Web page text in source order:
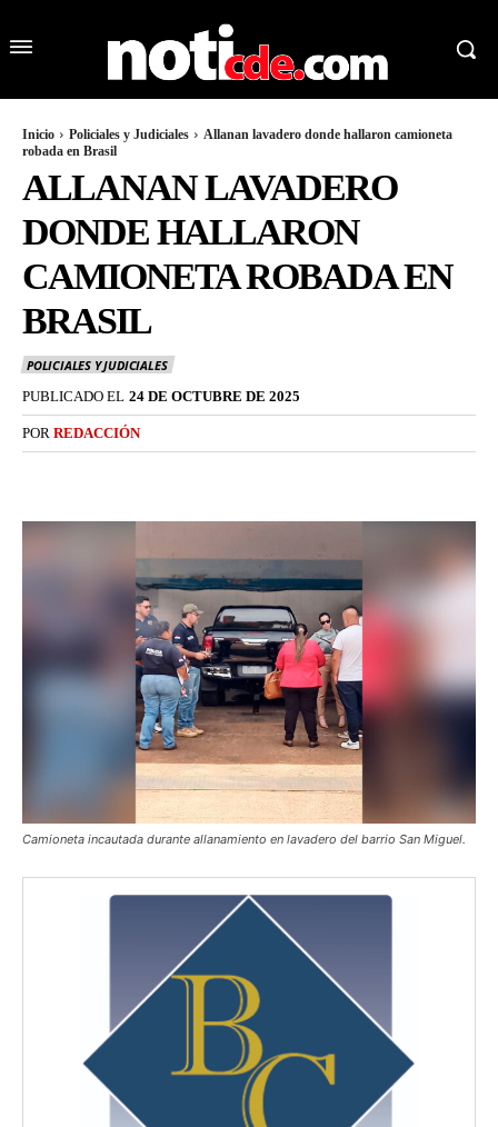
Inicio Policiales y Judiciales
Allanan lavadero donde hallaron camioneta
robada en Brasil
ALLANAN LAVADERO
DONDE HALLARON
CAMIONETA ROBADA EN
BRASIL
POLICIALES Y JUDICIALES
PUBLICADO EL 24 DE OCTUBRE DE 2025
POR REDACCIÓN
Camioneta incautada durante allanamiento en lavadero del barrio San Miguel.